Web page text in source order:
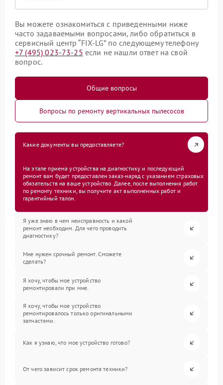
Вы можете ознакомиться с приведенными ниже
часто задаваемыми вопросами, либо обратиться в
сервисный центр “FIX-LG” по следующему телефону
+7 (495) 023-73-25 если не нашли ответ на свой
вопрос.
Общие вопросы
Вопросы по ремонту вертикальных пылесосов
Какие документы вы предоставляете?
На этапе приема устройства на диагностику и последующий
ремонт вам будет предоставлен заказ-наряд с указанием страховых
обязательств на ваше устройство. Далее, после выполнения работ
по ремонту техники, вы получите акт выполненных работ и
гарантийный талон.
Я уже знаю в чем неисправность и какой
ремонт необходим. Для чего проводить
диагностику?
Мне нужен срочный ремонт. Сможете
сделать?
Я хочу, чтобы мое устройство
ремонтировали при мне.
Я хочу, чтобы мое устройство
ремонтировалось только оригинальными
запчастями.
Как я узнаю, что мое устройство готово?
От чего зависит срок ремонта техники?